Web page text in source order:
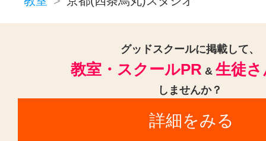
グッドスクールに掲載して、
教室・スクールPR & 生徒
しませんか？
詳細をみる